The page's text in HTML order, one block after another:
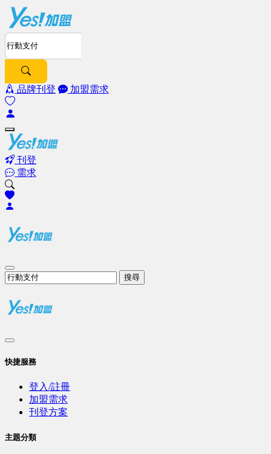
品牌刊登 加盟需求
刊登
需求
搜尋
快捷服務
登入/註冊
加盟需求
刊登方案
主題分類